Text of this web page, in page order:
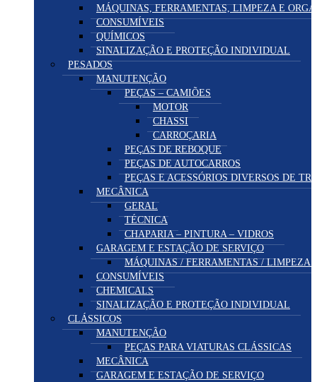
MÁQUINAS, FERRAMENTAS, LIMPEZA E
CONSUMÍVEIS
QUÍMICOS
SINALIZAÇÃO E PROTEÇÃO INDIVIDUAL
PESADOS
MANUTENÇÃO
PEÇAS – CAMIÕES
MOTOR
CHASSI
CARROÇARIA
PEÇAS DE REBOQUE
PEÇAS DE AUTOCARROS
PEÇAS E ACESSÓRIOS DIVERSOS DE
MECÂNICA
GERAL
TÉCNICA
CHAPARIA – PINTURA – VIDROS
GARAGEM E ESTAÇÃO DE SERVIÇO
MÁQUINAS / FERRAMENTAS / LIMPEZA
CONSUMÍVEIS
CHEMICALS
SINALIZAÇÃO E PROTEÇÃO INDIVIDUAL
CLÁSSICOS
MANUTENÇÃO
PEÇAS PARA VIATURAS CLÁSSICAS
MECÂNICA
GARAGEM E ESTAÇÃO DE SERVIÇO